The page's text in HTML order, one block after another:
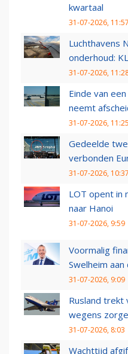
kwartaal
31-07-2026, 11:57
Luchthavens
onderhoud:
31-07-2026,
Einde van
neemt
31-07-2026, 11:25
Gedeelde
verbonden
31-07-2026, 10:37
LOT opent in
naar Hanoi
31-07-2026, 9:59
Voormalig
Swelheim
31-07-2026, 9:09
Rusland trekt
wegens
31-07-2026, 8:03
Wachttijd